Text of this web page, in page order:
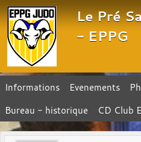
Le Pré
- EPPG
Informations Evenements
Bureau - historique
CD Club
Panneau de gestion des cookies